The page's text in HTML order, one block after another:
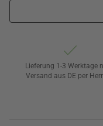
Lieferung 1-3 Werktage
Versand aus DE per